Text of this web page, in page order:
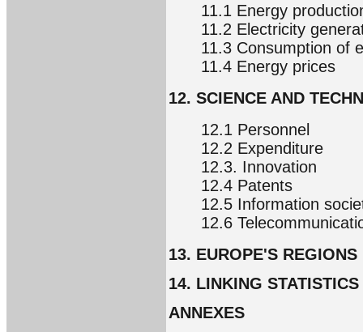
11.1 Energy
11.2 Electricity
11.3 Consumption of
11.4 Energy prices
12. SCIENCE AND
12.1 Personnel
12.2 Expenditure
12.3. Innovation
12.4 Patents
12.5 Information
12.6
13. EUROPE'S REGIONS
14. LINKING
ANNEXES